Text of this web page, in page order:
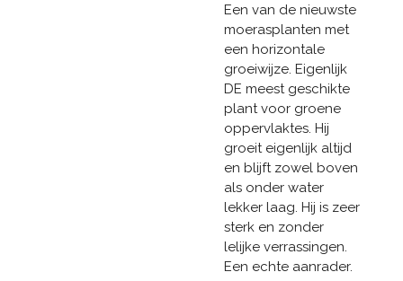
Een van de nieuwste
moerasplanten met
een horizontale
groeiwijze. Eigenlijk
DE meest geschikte
plant voor groene
oppervlaktes. Hij
groeit eigenlijk altijd
en blijft zowel boven
als onder water
lekker laag. Hij is zeer
sterk en zonder
lelijke verrassingen.
Een echte aanrader.